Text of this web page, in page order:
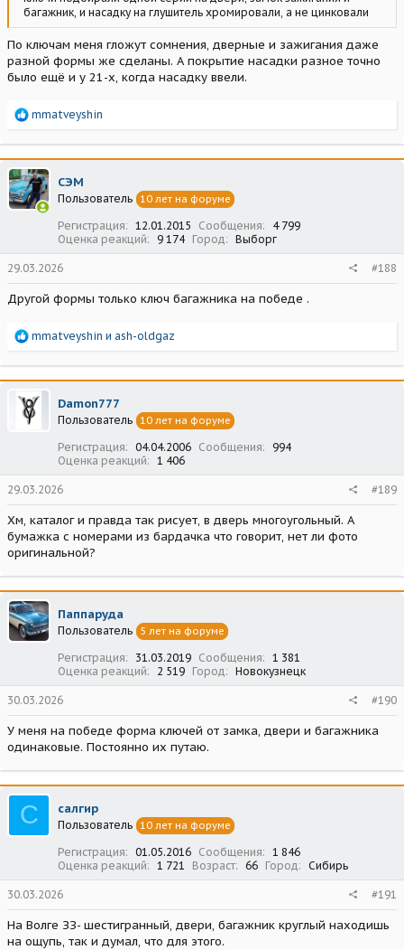
багажник, и насадку на глушитель хромировали, а не цинковали
По ключам меня гложут сомнения, дверные и зажигания даже
разной формы же сделаны. А покрытие насадки разное точно
было ещё и у 21-х, когда насадку ввели.
Р
а
к
ц
и
и
mmatveyshin
СЭМ
Пользователь 10 лет на форуме
Регистрация 12.01.2015 Сообщения
4 799
Оценка реакций
9 174 Город Выборг
29.03.2026 #188
Другой формы только ключ багажника на победе .
Р
а
к
и
и
mmatveyshin и ash-oldgaz
Damon777
Пользователь 10 лет на форуме
Регистрация 04.04.2006 Сообщения
994
Оценка реакций
1 406
29.03.2026 #189
Хм, каталог и правда так рисует, в дверь многоугольный. А
бумажка с номерами из бардачка что говорит, нет ли фото
оригинальной?
Паппаруда
Пользователь 5 лет на форуме
Регистрация 31.03.2019 Сообщения
1 381
Оценка реакций
2 519 Город Новокузнецк
30.03.2026 #190
У меня на победе форма ключей от замка, двери и багажника
одинаковые. Постоянно их путаю.
С салгир
Пользователь 10 лет на форуме
Регистрация 01.05.2016 Сообщения
1 846
Оценка реакций
1 721 Возраст 66 Город Сибирь
30.03.2026 #191
На Волге ЗЗ- шестигранный, двери, багажник круглый находишь
на ощупь, так и думал, что для этого.